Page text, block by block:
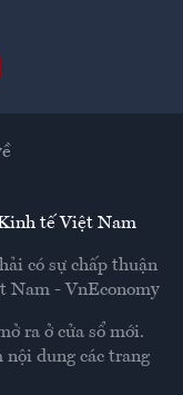
tế Việt Nam
có sự chấp thuận
Nam - VnEconomy
ra ở cửa sổ mới.
dung các trang